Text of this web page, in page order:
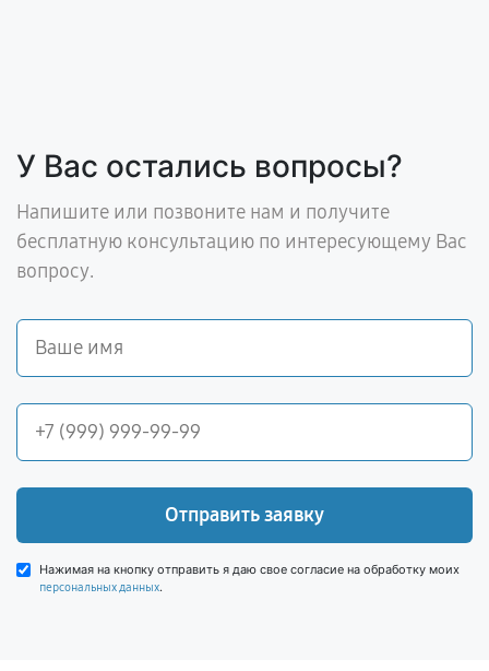
У Вас остались вопросы?
Напишите или позвоните нам и получите
бесплатную консультацию по интересующему Вас
вопросу.
Отправить заявку
Нажимая на кнопку отправить я даю свое согласие на обработку моих
персональных данных.